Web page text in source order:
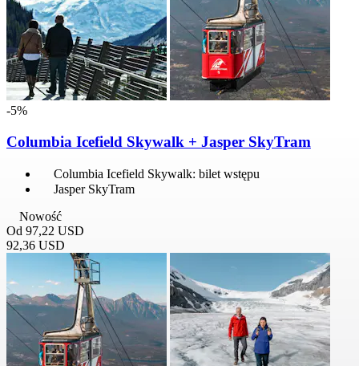
-5%
Columbia Icefield Skywalk + Jasper SkyTram
Columbia Icefield Skywalk: bilet wstępu
Jasper SkyTram
Nowość
Od 97,22 USD
92,36 USD